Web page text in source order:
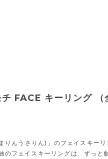
FACE キーリング （
んうさりん)」のフェイスキーリ
のフェイスキーリングは、ずっと